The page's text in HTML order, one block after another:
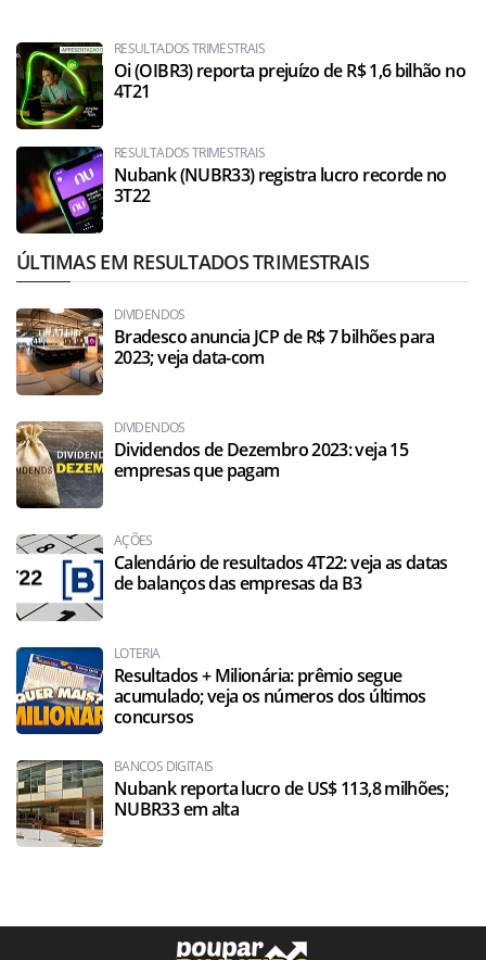
RESULTADOS TRIMESTRAIS
Oi (OIBR3) reporta prejuízo de R$ 1,6 bilhão no
4T21
RESULTADOS TRIMESTRAIS
Nubank (NUBR33) registra lucro recorde no
3T22
ÚLTIMAS EM RESULTADOS TRIMESTRAIS
DIVIDENDOS
Bradesco anuncia JCP de R$ 7 bilhões para
2023; veja data-com
DIVIDENDOS
Dividendos de Dezembro 2023: veja 15
empresas que pagam
AÇÕES
Calendário de resultados 4T22: veja as datas
de balanços das empresas da B3
LOTERIA
Resultados + Milionária: prêmio segue
acumulado; veja os números dos últimos
concursos
BANCOS DIGITAIS
Nubank reporta lucro de US$ 113,8 milhões;
NUBR33 em alta